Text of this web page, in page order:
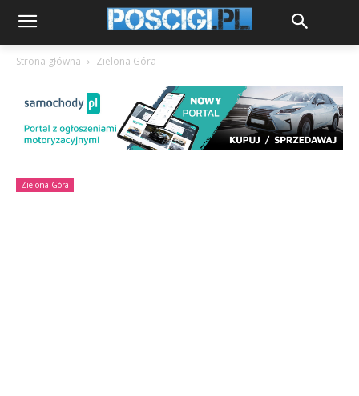
Strona główna Zielona Góra
Zielona Góra